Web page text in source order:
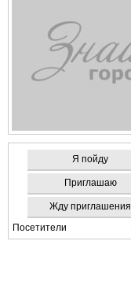
Я пойду
Приглашаю
Жду приглашения
Посетители